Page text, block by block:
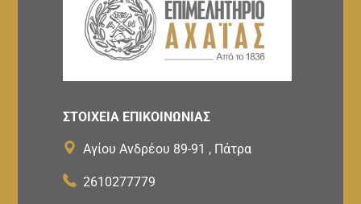
ΣΤΟΙΧΕΙΑ ΕΠΙΚΟΙΝΩΝΙΑΣ
Αγίου Ανδρέου 89-91 , Πάτρα
2610277779